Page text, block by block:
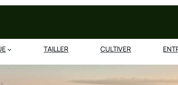
TAILLER CULTIVER